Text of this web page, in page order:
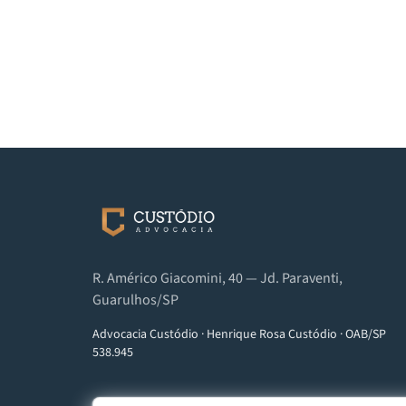
R. Américo Giacomini, 40 — Jd. Paraventi,
Guarulhos/SP
Advocacia Custódio · Henrique Rosa Custódio ·OAB/SP
538.945